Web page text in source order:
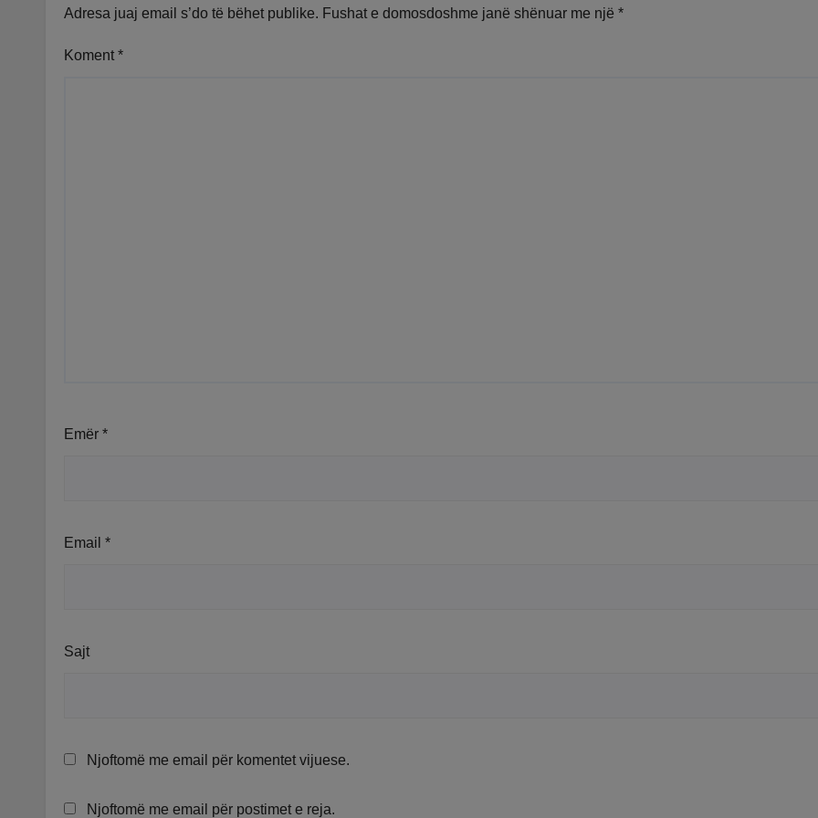
Adresa juaj email s’do të bëhet publike. Fushat e domosdoshme janë shënuar me një *
Koment *
Emër *
Email *
Sajt
Njoftomë me email për komentet vijuese.
Njoftomë me email për postimet e reja.